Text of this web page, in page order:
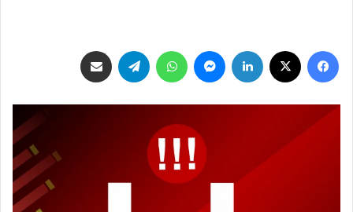
فيسبوك لينكدإن ماسنجر واتساب تيلقرام